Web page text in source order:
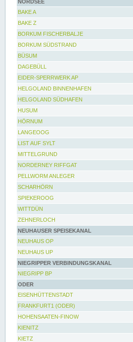
NORDSEE
BAKE A
BAKE Z
BORKUM FISCHERBALJE
BORKUM SÜDSTRAND
BÜSUM
DAGEBÜLL
EIDER-SPERRWERK AP
HELGOLAND BINNENHAFEN
HELGOLAND SÜDHAFEN
HUSUM
HÖRNUM
LANGEOOG
LIST AUF SYLT
MITTELGRUND
NORDERNEY RIFFGAT
PELLWORM ANLEGER
SCHARHÖRN
SPIEKEROOG
WITTDÜN
ZEHNERLOCH
NEUHAUSER SPEISEKANAL
NEUHAUS OP
NEUHAUS UP
NIEGRIPPER VERBINDUNGSKANAL
NIEGRIPP BP
ODER
EISENHÜTTENSTADT
FRANKFURT1 (ODER)
HOHENSAATEN-FINOW
KIENITZ
KIETZ